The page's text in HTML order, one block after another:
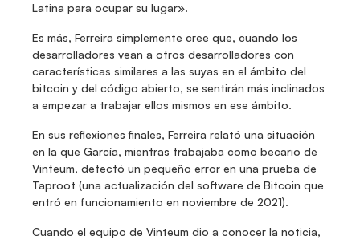
Latina para ocupar su lugar».
Es más, Ferreira simplemente cree que, cuando los
desarrolladores vean a otros desarrolladores con
características similares a las suyas en el ámbito del
bitcoin y del código abierto, se sentirán más inclinados
a empezar a trabajar ellos mismos en ese ámbito.
En sus reflexiones finales, Ferreira relató una situación
en la que García, mientras trabajaba como becario de
Vinteum, detectó un pequeño error en una prueba de
Taproot (una actualización del software de Bitcoin que
entró en funcionamiento en noviembre de 2021).
Cuando el equipo de Vinteum dio a conocer la noticia,